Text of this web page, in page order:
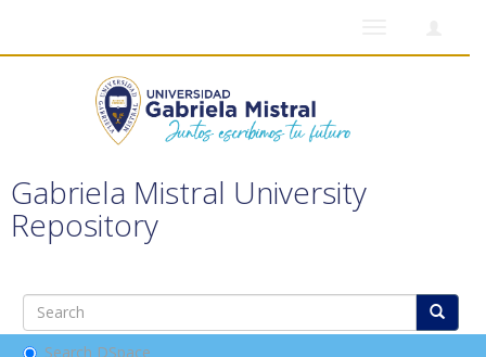
Gabriela Mistral University
Repository
Search DSpace